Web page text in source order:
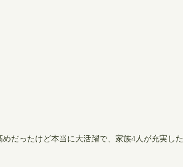
だったけど本当に大活躍で、家族4人が充実した